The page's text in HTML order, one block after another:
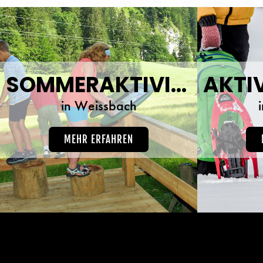
SOMMERAKTIVITÄTEN
in Weissbach
MEHR ERFAHREN